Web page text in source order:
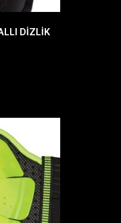
DİZLİK